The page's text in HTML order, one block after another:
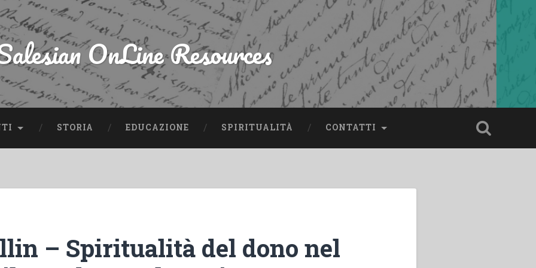
OnLine Resources
STORIA EDUCAZIONE SPIRITUALITÀ CONTATTI
– Spiritualità del dono nel